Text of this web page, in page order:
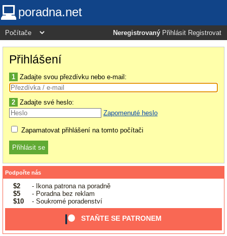
poradna.net
Neregistrovaný Přihlásit Registrovat
Přihlášení
1 Zadajte svou přezdívku nebo e-mail:
2 Zadajte své heslo:
Zapomenuté heslo
Zapamatovat přihlášení na tomto počítači
Podpořte nás
$2
- Ikona patrona na poradně
$5
- Poradna bez reklam
$10
- Soukromé poradenství
STAŇTE SE PATRONEM